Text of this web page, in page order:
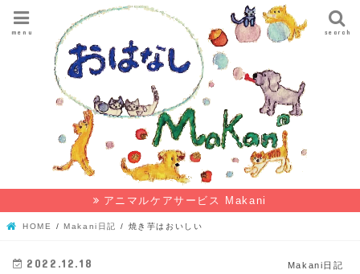
search
menu
アニマルケアサービス Makani
HOME Makani日記 焼き芋はおいしい
Makani日記
2022.12.18